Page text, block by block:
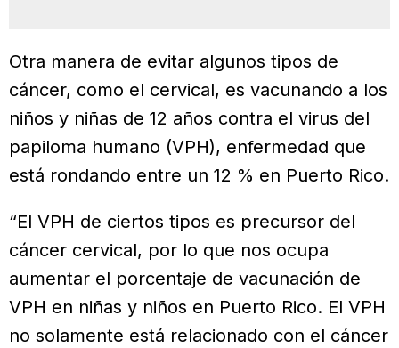
Otra manera de evitar algunos tipos de
cáncer, como el cervical, es vacunando a los
niños y niñas de 12 años contra el virus del
papiloma humano (VPH), enfermedad que
está rondando entre un 12 % en Puerto Rico.
“El VPH de ciertos tipos es precursor del
cáncer cervical, por lo que nos ocupa
aumentar el porcentaje de vacunación de
VPH en niñas y niños en Puerto Rico. El VPH
no solamente está relacionado con el cáncer